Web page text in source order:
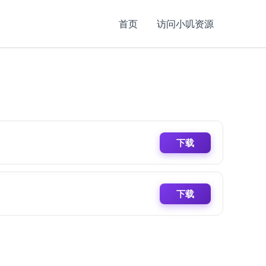
首页 访问小叽资源
下载
下载